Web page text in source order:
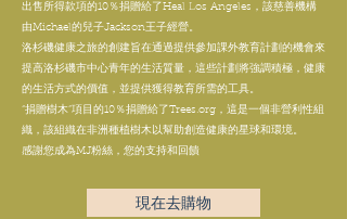
出售所得款項的10％捐贈給了Heal Los Angeles，該慈善機構
由Michael的兒子Jackson王子經營。
洛杉磯健康之旅的創建旨在通過提供參加課外教育計劃的機會來
提高洛杉磯市中心青年的生活質量，這些計劃將強調積極，健康
的生活方式的價值，並提供獲得教育所需的工具。
“捐贈樹木”項目的10％捐贈給了Trees.org，這是一個非營利性組
織，該組織在非洲種植樹木以幫助創造健康的星球和環境。
感謝您成為MJ粉絲，您的支持和回饋
現在去購物